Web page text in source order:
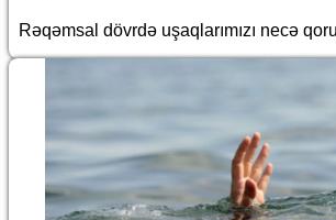
Rəqəmsal dövrdə uşaqlarımızı necə